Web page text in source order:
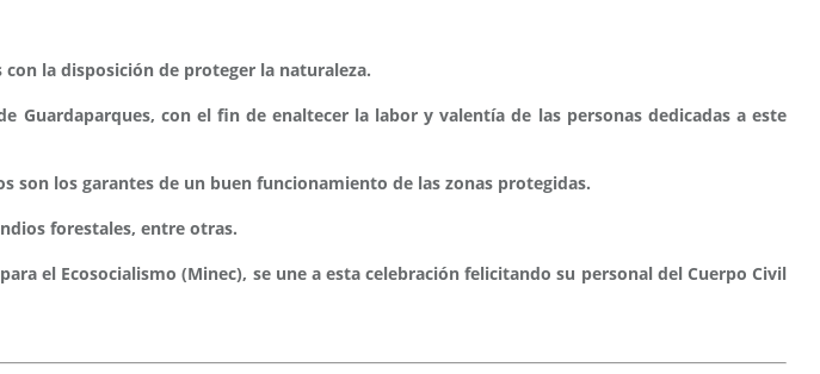
la disposición de proteger la naturaleza.
Guardaparques, con el fin de enaltecer la labor y valentía de las personas dedicadas a este
son los garantes de un buen funcionamiento de las zonas protegidas.
forestales, entre otras.
el Ecosocialismo (Minec), se une a esta celebración felicitando su personal del Cuerpo Civil